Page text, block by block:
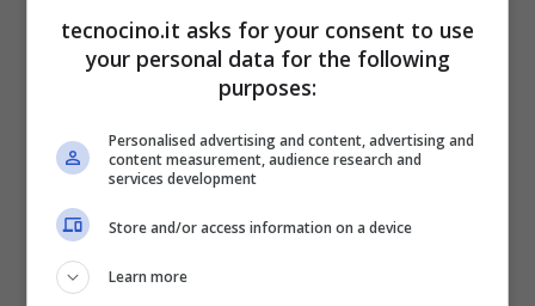
– postiamo la nostra foto inserendo tutti i
descrizione, geotag, altri utenti taggati…).
L’unica cosa che assolutamente non deve
essere fatta è quella di inserire
all’interno della descrizione
tecnocino.it asks for your consent to use
your personal data for the following
purposes:
Personalised advertising and content, advertising and
content measurement, audience research and
services development
Store and/or access information on a device
Learn more